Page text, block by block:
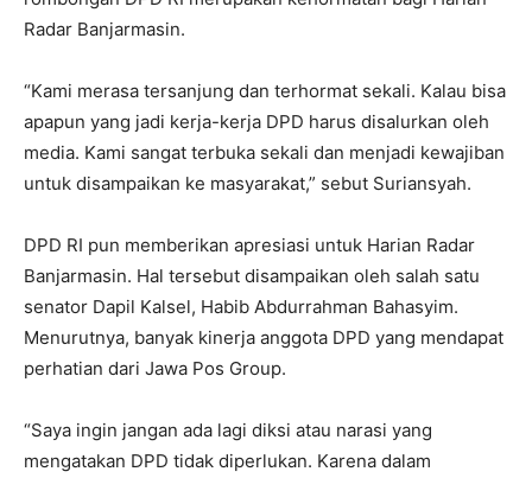
Radar Banjarmasin.
“Kami merasa tersanjung dan terhormat sekali. Kalau bisa
apapun yang jadi kerja-kerja DPD harus disalurkan oleh
media. Kami sangat terbuka sekali dan menjadi kewajiban
untuk disampaikan ke masyarakat,” sebut Suriansyah.
DPD RI pun memberikan apresiasi untuk Harian Radar
Banjarmasin. Hal tersebut disampaikan oleh salah satu
senator Dapil Kalsel, Habib Abdurrahman Bahasyim.
Menurutnya, banyak kinerja anggota DPD yang mendapat
perhatian dari Jawa Pos Group.
“Saya ingin jangan ada lagi diksi atau narasi yang
mengatakan DPD tidak diperlukan. Karena dalam